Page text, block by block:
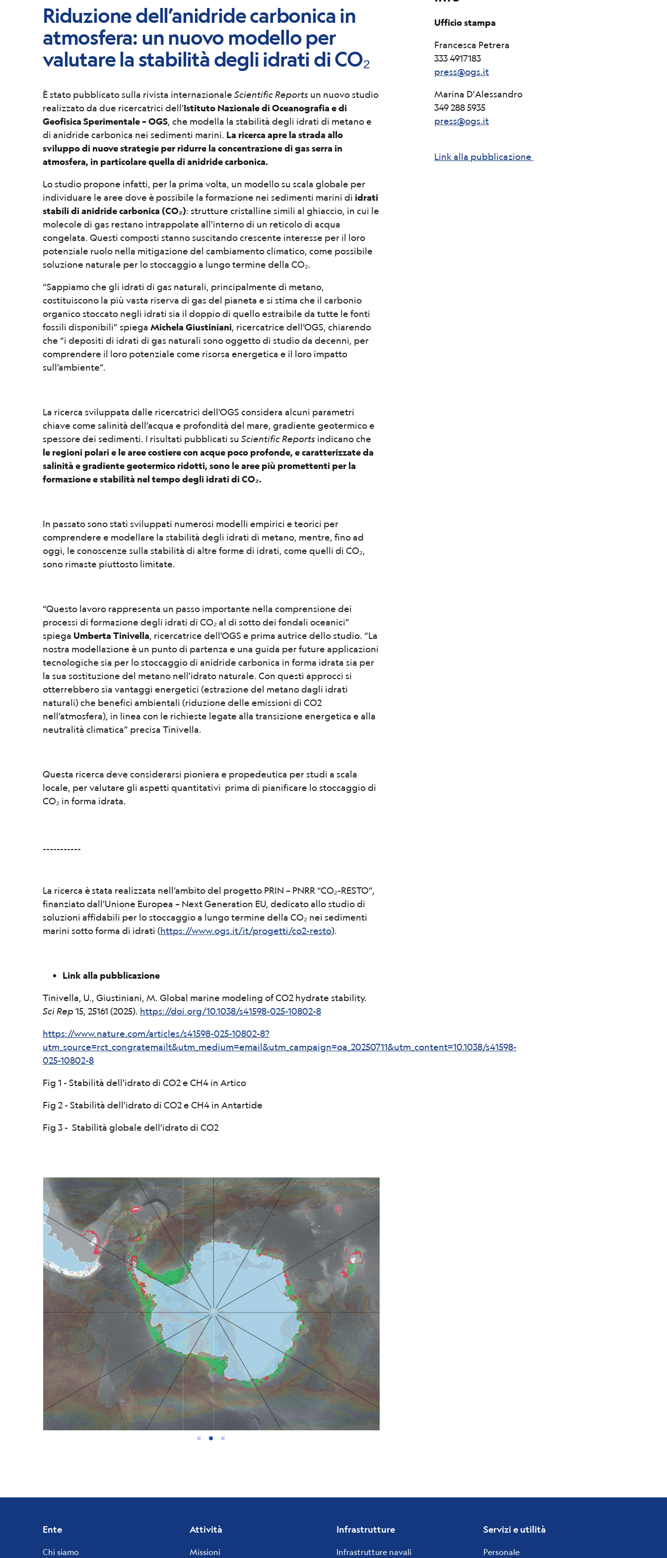
Riduzione dell’anidride carbonica in
atmosfera: un nuovo modello per
valutare la stabilità degli idrati di CO₂
È stato pubblicato sulla rivista internazionale Scientific Reports un nuovo studio
realizzato da due ricercatrici dell’Istituto Nazionale di Oceanografia e di
Geofisica Sperimentale – OGS, che modella la stabilità degli idrati di metano e
di anidride carbonica nei sedimenti marini. La ricerca apre la strada allo
sviluppo di nuove strategie per ridurre la concentrazione di gas serra in
atmosfera, in particolare quella di anidride carbonica.
Lo studio propone infatti, per la prima volta, un modello su scala globale per
individuare le aree dove è possibile la formazione nei sedimenti marini di idrati
stabili di anidride carbonica (CO₂): strutture cristalline simili al ghiaccio, in cui le
molecole di gas restano intrappolate all'interno di un reticolo di acqua
congelata. Questi composti stanno suscitando crescente interesse per il loro
potenziale ruolo nella mitigazione del cambiamento climatico, come possibile
soluzione naturale per lo stoccaggio a lungo termine della CO₂.
“Sappiamo che gli idrati di gas naturali, principalmente di metano,
costituiscono la più vasta riserva di gas del pianeta e si stima che il carbonio
organico stoccato negli idrati sia il doppio di quello estraibile da tutte le fonti
fossili disponibili” spiega Michela Giustiniani, ricercatrice dell’OGS, chiarendo
che “i depositi di idrati di gas naturali sono oggetto di studio da decenni, per
comprendere il loro potenziale come risorsa energetica e il loro impatto
sull’ambiente”.
La ricerca sviluppata dalle ricercatrici dell’OGS considera alcuni parametri
chiave come salinità dell’acqua e profondità del mare, gradiente geotermico e
spessore dei sedimenti. I risultati pubblicati su Scientific Reports indicano che
le regioni polari e le aree costiere con acque poco profonde, e caratterizzate da
salinità e gradiente geotermico ridotti, sono le aree più promettenti per la
formazione e stabilità nel tempo degli idrati di CO₂.
In passato sono stati sviluppati numerosi modelli empirici e teorici per
comprendere e modellare la stabilità degli idrati di metano, mentre, fino ad
oggi, le conoscenze sulla stabilità di altre forme di idrati, come quelli di CO₂,
sono rimaste piuttosto limitate.
“Questo lavoro rappresenta un passo importante nella comprensione dei
processi di formazione degli idrati di CO₂ al di sotto dei fondali oceanici”
spiega Umberta Tinivella, ricercatrice dell’OGS e prima autrice dello studio. “La
nostra modellazione è un punto di partenza e una guida per future applicazioni
tecnologiche sia per lo stoccaggio di anidride carbonica in forma idrata sia per
la sua sostituzione del metano nell'idrato naturale. Con questi approcci si
otterrebbero sia vantaggi energetici (estrazione del metano dagli idrati
naturali) che benefici ambientali (riduzione delle emissioni di CO2
nell’atmosfera), in linea con le richieste legate alla transizione energetica e alla
neutralità climatica” precisa Tinivella.
Questa ricerca deve considerarsi pioniera e propedeutica per studi a scala
locale, per valutare gli aspetti quantitativi prima di pianificare lo stoccaggio di
CO₂ in forma idrata.
La ricerca è stata realizzata nell’ambito del progetto PRIN – PNRR “CO₂-RESTO”,
finanziato dall’Unione Europea – Next Generation EU, dedicato allo studio di
soluzioni affidabili per lo stoccaggio a lungo termine della CO₂ nei sedimenti
marini sotto forma di idrati (https://www.ogs.it/it/progetti/co2-resto).
Link alla pubblicazione
Tinivella, U., Giustiniani, M. Global marine modeling of CO2 hydrate stability.
Sci Rep 15, 25161 (2025). https://doi.org/10.1038/s41598-025-10802-8
https://www.nature.com/articles/s41598-025-10802-8?
utm_source=rct_congratemailt&utm_medium=email&utm_campaign=oa_20250711&utm_content=10.1038/s41598-
025-10802-8
Fig 1 - Stabilità dell'idrato di CO2 e CH4 in Artico
Fig 2 - Stabilità dell'idrato di CO2 e CH4 in Antartide
Fig 3 - Stabilità globale dell'idrato di CO2
Ufficio stampa
Francesca Petrera
333 4917183
press@ogs.it
Marina D'Alessandro
349 288 5935
press@ogs.it
Link alla pubblicazione
Footer
Ente
Chi siamo
Attività
Missioni
Infrastrutture
Infrastrutture navali
Servizi e utilità
Personale